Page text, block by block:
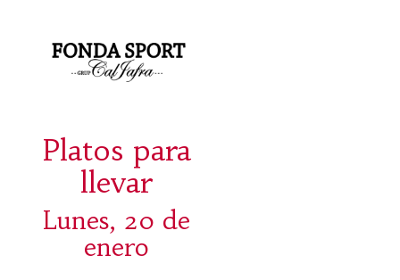
Platos para
llevar
Lunes, 20 de
enero